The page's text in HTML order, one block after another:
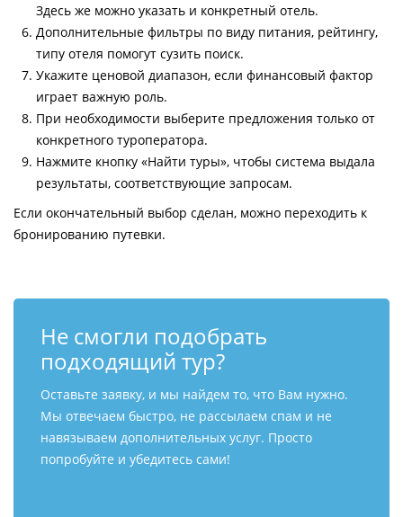
Здесь же можно указать и конкретный отель.
Дополнительные фильтры по виду питания, рейтингу,
типу отеля помогут сузить поиск.
Укажите ценовой диапазон, если финансовый фактор
играет важную роль.
При необходимости выберите предложения только от
конкретного туроператора.
Нажмите кнопку «Найти туры», чтобы система выдала
результаты, соответствующие запросам.
Если окончательный выбор сделан, можно переходить к
бронированию путевки.
Не смогли подобрать
подходящий тур?
Оставьте заявку, и мы найдем то, что Вам нужно.
Мы отвечаем быстро, не рассылаем спам и не
навязываем дополнительных услуг. Просто
попробуйте и убедитесь сами!